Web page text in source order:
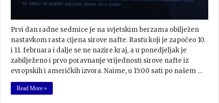
Prvi dan radne sedmice je na svjetskim berzama obilježen
nastavkom rasta cijena sirove nafte. Rastu koji je započeo 10.
i 11. februara i dalje se ne nazire kraj, a u ponedjeljak je
zabilježeno i prvo poravnanje vrijednosti sirove nafte iz
evropskih i američkih izvora. Naime, u 15:00 sati po našem …
Read More »